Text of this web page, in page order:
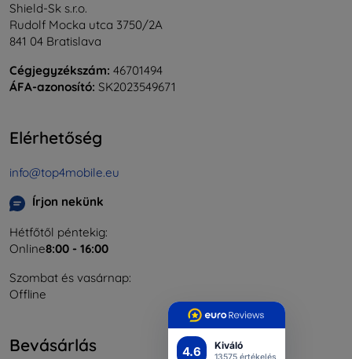
4.6 Kiváló
Shield-Sk s.r.o.
Rudolf Mocka utca 3750/2A
841 04 Bratislava
Cégjegyzékszám: 46701494
ÁFA-azonosító: SK2023549671
Elérhetőség
info@top4mobile.eu
Írjon nekünk
Hétfőtől péntekig:
Online8:00 - 16:00
Szombat és vasárnap:
Offline
Bevásárlás